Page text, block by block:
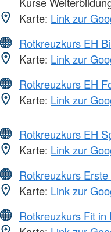
Karte: Link zur
Rotkreuzkurs EH
Karte: Link zur
Rotkreuzkurs EH
Karte: Link zur
Rotkreuzkurs EH
Karte: Link zur
Rotkreuzkurs
Karte: Link zur
Rotkreuzkurs Fit in